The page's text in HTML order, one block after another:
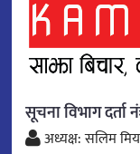
सूचना विभाग
अध्यक्ष: सलिम